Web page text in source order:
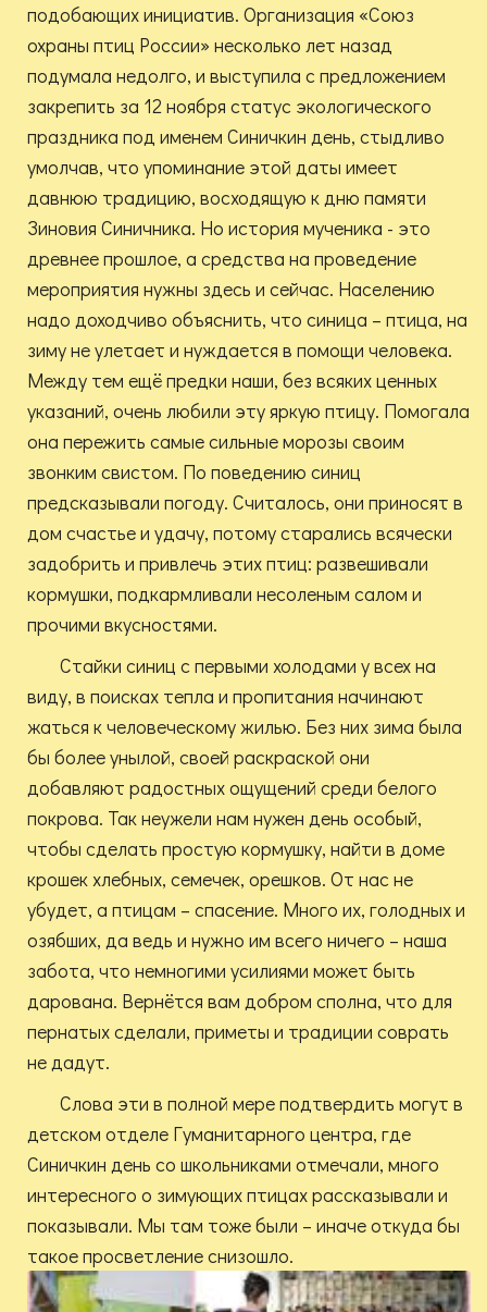
подобающих инициатив. Организация «Союз
охраны птиц России» несколько лет назад
подумала недолго, и выступила с предложением
закрепить за 12 ноября статус экологического
праздника под именем Синичкин день, стыдливо
умолчав, что упоминание этой даты имеет
давнюю традицию, восходящую к дню памяти
Зиновия Синичника. Но история мученика - это
древнее прошлое, а средства на проведение
мероприятия нужны здесь и сейчас. Населению
надо доходчиво объяснить, что синица – птица, на
зиму не улетает и нуждается в помощи человека.
Между тем ещё предки наши, без всяких ценных
указаний, очень любили эту яркую птицу. Помогала
она пережить самые сильные морозы своим
звонким свистом. По поведению синиц
предсказывали погоду. Считалось, они приносят в
дом счастье и удачу, потому старались всячески
задобрить и привлечь этих птиц: развешивали
кормушки, подкармливали несоленым салом и
прочими вкусностями.
Стайки синиц с первыми холодами у всех на
виду, в поисках тепла и пропитания начинают
жаться к человеческому жилью. Без них зима была
бы более унылой, своей раскраской они
добавляют радостных ощущений среди белого
покрова. Так неужели нам нужен день особый,
чтобы сделать простую кормушку, найти в доме
крошек хлебных, семечек, орешков. От нас не
убудет, а птицам – спасение. Много их, голодных и
озябших, да ведь и нужно им всего ничего – наша
забота, что немногими усилиями может быть
дарована. Вернётся вам добром сполна, что для
пернатых сделали, приметы и традиции соврать
не дадут.
Слова эти в полной мере подтвердить могут в
детском отделе Гуманитарного центра, где
Синичкин день со школьниками отмечали, много
интересного о зимующих птицах рассказывали и
показывали. Мы там тоже были – иначе откуда бы
такое просветление снизошло.